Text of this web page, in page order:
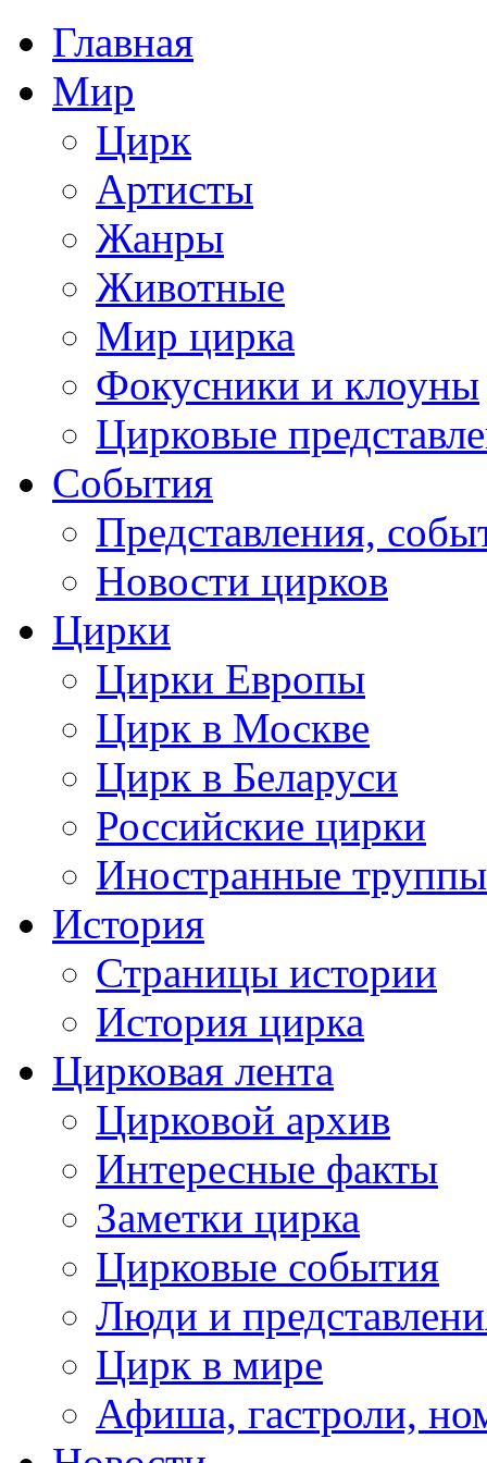
Главная
Мир
Цирк
Артисты
Жанры
Животные
Мир цирка
Фокусники и клоуны
Цирковые
События
Представления,
Новости цирков
Цирки
Цирки Европы
Цирк в Москве
Цирк в Беларуси
Российские цирки
Иностранные труппы
История
Страницы истории
История цирка
Цирковая лента
Цирковой архив
Интересные факты
Заметки цирка
Цирковые события
Люди и
Цирк в мире
Афиша, гастроли,